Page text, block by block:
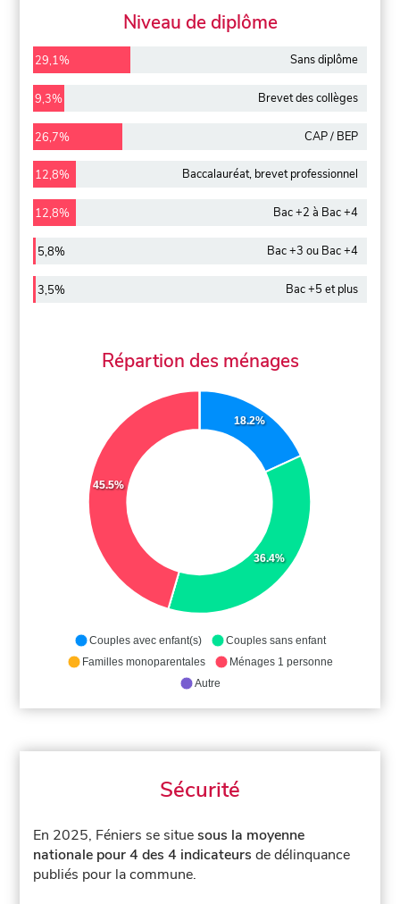
Niveau de diplôme
29,1% Sans diplôme
9,3% Brevet des collèges
26,7% CAP / BEP
12,8% Baccalauréat, brevet professionnel
12,8% Bac +2 à Bac +4
5,8% Bac +3 ou Bac +4
3,5% Bac +5 et plus
Répartion des ménages
18.2%
36.4%
45.5%
Couples avec enfant(s)
Couples sans enfant
Familles monoparentales
Ménages 1 personne
Autre
Sécurité
En 2025, Féniers se situesous la moyenne
nationale pour 4 des 4 indicateurs de délinquance
publiés pour la commune.